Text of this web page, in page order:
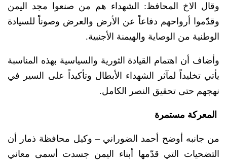
وقال الاخ المحافظ: الشهداء هم من صنعوا مجد اليمن
وقدّموا أرواحهم دفاعاً عن الأرض والعرض وصوناً للسيادة
الوطنية من الوصاية والهيمنة الأجنبية.
وأضاف أن اهتمام القيادة الثورية والسياسية بهذه المناسبة
يأتي تخليداً لمآثر الشهداء الأبطال وتأكيداً على السير في
نهجهم حتى تحقيق النصر الكامل.
المعركة مستمرة
من جانبه أوضح أحمد الضوراني – وكيل محافظة ذمار أن
التضحيات التي قدّمها أبناء اليمن جسدت أسمى معاني